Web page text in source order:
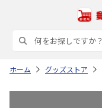
ホーム グッズストア